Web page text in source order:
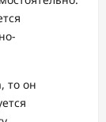
то он